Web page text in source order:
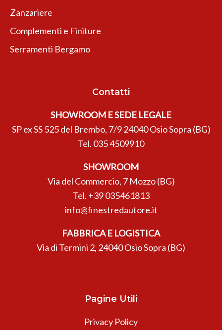
Zanzariere
Complementi e Finiture
Serramenti Bergamo
Contatti
SHOWROOM E SEDE LEGALE
SP ex SS 525 del Brembo, 7/9 24040 Osio Sopra (BG)
Tel. 035 4509910
SHOWROOM
Via del Commercio, 7 Mozzo (BG)
Tel. +39 035461813
info@finestredautore.it
FABBRICA E LOGISTICA
Via di Termini 2, 24040 Osio Sopra (BG)
Pagine Utili
Privacy Policy